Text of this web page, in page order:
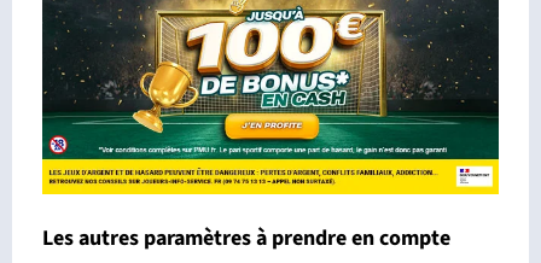
Les autres paramètres à prendre en compte